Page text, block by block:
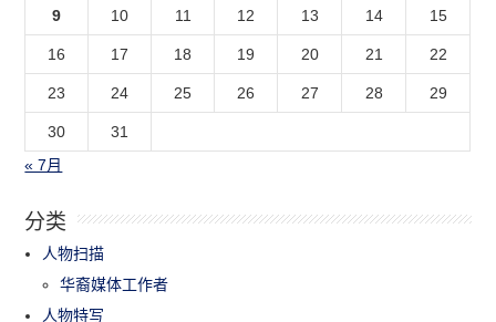
9 10 11 12 13 14 15
16 17 18 19 20 21 22
23 24 25 26 27 28 29
30
31
« 7月
分类
人物扫描
华裔媒体工作者
人物特写